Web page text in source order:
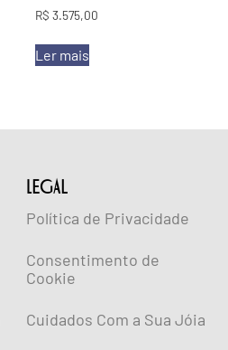
R$ 3.575,00
Ler mais
lEGAL
Política de Privacidade
Consentimento de
Cookie
Cuidados Com a Sua Jóia